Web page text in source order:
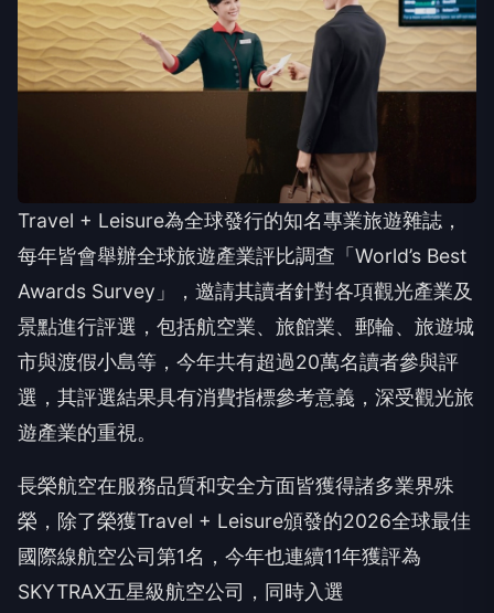
Travel + Leisure為全球發行的知名專業旅遊雜誌，
每年皆會舉辦全球旅遊產業評比調查「World’s Best
Awards Survey」，邀請其讀者針對各項觀光產業及
景點進行評選，包括航空業、旅館業、郵輪、旅遊城
市與渡假小島等，今年共有超過20萬名讀者參與評
選，其評選結果具有消費指標參考意義，深受觀光旅
遊產業的重視。
長榮航空在服務品質和安全方面皆獲得諸多業界殊
榮，除了榮獲Travel + Leisure頒發的2026全球最佳
國際線航空公司第1名，今年也連續11年獲評為
SKYTRAX五星級航空公司，同時入選